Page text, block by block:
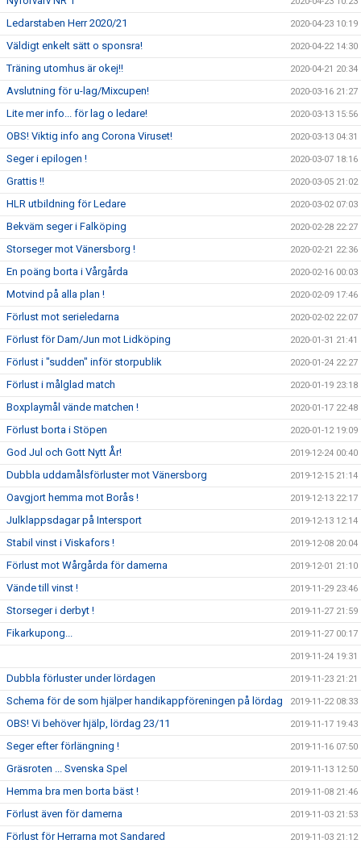
Ledarstaben Herr 2020/21 2020-04-23 10:19
Väldigt enkelt sätt o sponsra! 2020-04-22 14:30
Träning utomhus är okej!! 2020-04-21 20:34
Avslutning för u-lag/Mixcupen! 2020-03-16 21:27
Lite mer info... för lag o ledare! 2020-03-13 15:56
OBS! Viktig info ang Corona Viruset! 2020-03-13 04:31
Seger i epilogen ! 2020-03-07 18:16
Grattis !! 2020-03-05 21:02
HLR utbildning för Ledare 2020-03-02 07:03
Bekväm seger i Falköping 2020-02-28 22:27
Storseger mot Vänersborg ! 2020-02-21 22:36
En poäng borta i Vårgårda 2020-02-16 00:03
Motvind på alla plan ! 2020-02-09 17:46
Förlust mot serieledarna 2020-02-02 22:07
Förlust för Dam/Jun mot Lidköping 2020-01-31 21:41
Förlust i "sudden" inför storpublik 2020-01-24 22:27
Förlust i målglad match 2020-01-19 23:18
Boxplaymål vände matchen ! 2020-01-17 22:48
Förlust borta i Stöpen 2020-01-12 19:09
God Jul och Gott Nytt År! 2019-12-24 00:40
Dubbla uddamålsförluster mot Vänersborg 2019-12-15 21:14
Oavgjort hemma mot Borås ! 2019-12-13 22:17
Julklappsdagar på Intersport 2019-12-13 12:14
Stabil vinst i Viskafors ! 2019-12-08 20:04
Förlust mot Wårgårda för damerna 2019-12-01 21:10
Vände till vinst ! 2019-11-29 23:46
Storseger i derbyt ! 2019-11-27 21:59
Fikarkupong... 2019-11-27 00:17
2019-11-24 19:31
Dubbla förluster under lördagen 2019-11-23 21:21
Schema för de som hjälper handikappföreningen på lördag 2019-11-22 08:33
OBS! Vi behöver hjälp, lördag 23/11 2019-11-17 19:43
Seger efter förlängning ! 2019-11-16 07:50
Gräsroten ... Svenska Spel 2019-11-13 12:50
Hemma bra men borta bäst ! 2019-11-08 21:46
Förlust även för damerna 2019-11-03 21:53
Förlust för Herrarna mot Sandared 2019-11-03 21:12